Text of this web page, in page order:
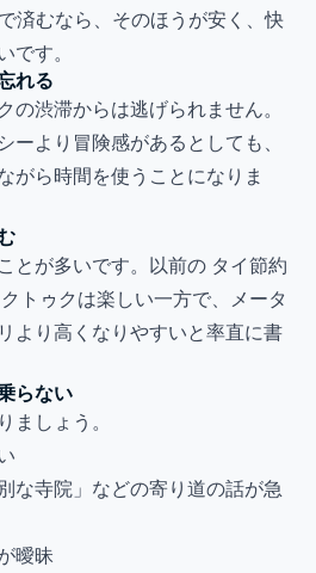
済むなら、そのほうが安く、快
す。
れる
の渋滞からは逃げられません。
ーより冒険感があるとしても、
がら時間を使うことになりま
とが多いです。以前の タイ節約
トゥクは楽しい一方で、メータ
より高くなりやすいと率直に書
らない
ましょう。
な寺院」などの寄り道の話が急
曖昧